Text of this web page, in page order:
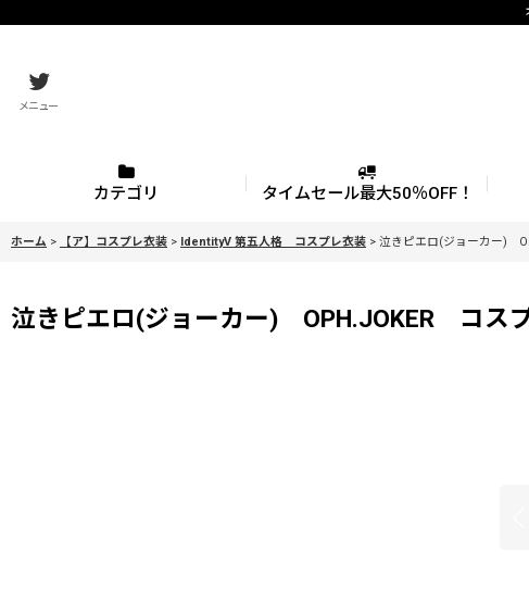
メニュー
カテゴリ タイムセール最大50％OFF！
ホーム > 【ア】コスプレ衣装 > IdentityV 第五人格 コスプレ衣装 > 泣きピエロ(ジョーカー)
泣きピエロ(ジョーカー) OPH.JOKER コ